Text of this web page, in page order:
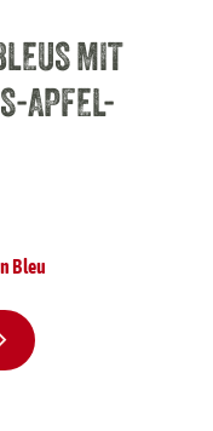
MIT
APFEL-
Bleu
SIN CARNE
mit: